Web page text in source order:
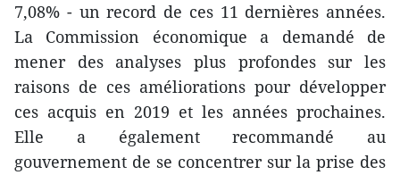
7,08% - un record de ces 11 dernières années.
La Commission économique a demandé de
mener des analyses plus profondes sur les
raisons de ces améliorations pour développer
ces acquis en 2019 et les années prochaines.
Elle a également recommandé au
gouvernement de se concentrer sur la prise des